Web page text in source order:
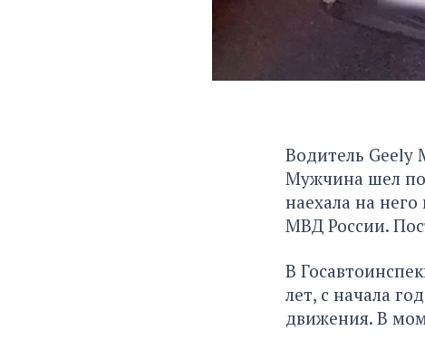
Водитель Geely
Мужчина шел по
наехала на него
МВД России.
В
лет, с начала
движения. В